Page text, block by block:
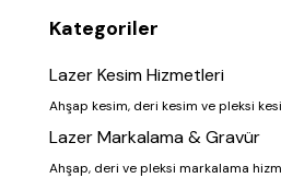
Kategoriler
Lazer Kesim Hizmetleri
Ahşap kesim, deri kesim ve pleksi
Lazer Markalama & Gravür
Ahşap, deri ve pleksi markalama